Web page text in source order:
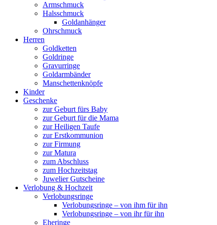
Armschmuck
Halsschmuck
Goldanhänger
Ohrschmuck
Herren
Goldketten
Goldringe
Gravurringe
Goldarmbänder
Manschettenknöpfe
Kinder
Geschenke
zur Geburt fürs Baby
zur Geburt für die Mama
zur Heiligen Taufe
zur Erstkommunion
zur Firmung
zur Matura
zum Abschluss
zum Hochzeitstag
Juwelier Gutscheine
Verlobung & Hochzeit
Verlobungsringe
Verlobungsringe – von ihm für ihn
Verlobungsringe – von ihr für ihn
Eheringe